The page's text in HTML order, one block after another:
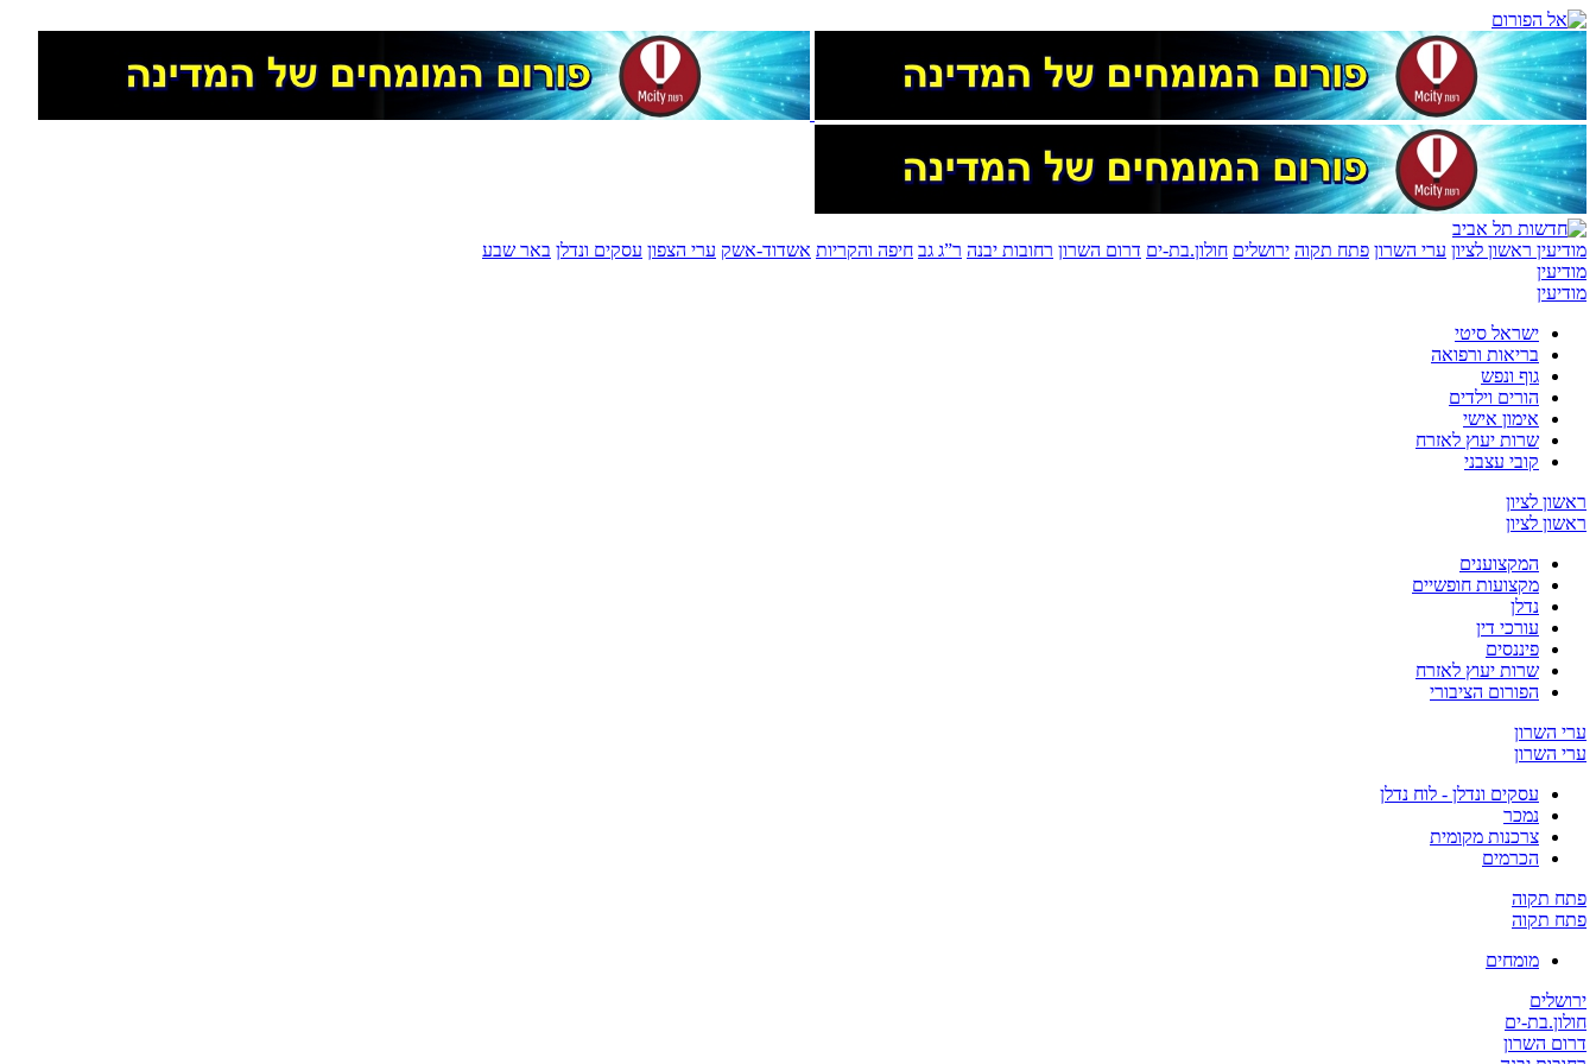
מודיעין ראשון לציון ערי השרון פתח תקוה ירושלים חולון.בת-ים דרום השרון רחובות יבנה ר”ג גב חיפה והקריות אשדוד-אשק ערי הצפון עסקים ונדלן באר שבע
מודיעין
מודיעין
ישראל סיטי
בריאות ורפואה
גוף ונפש
הורים וילדים
אימון אישי
שרות יעוץ לאזרח
קובי עצבני
ראשון לציון
ראשון לציון
המקצוענים
מקצועות חופשיים
נדלן
עורכי דין
פיננסים
שרות יעוץ לאזרח
הפורום הציבורי
ערי השרון
ערי השרון
עסקים ונדלן - לוח נדלן
נמכר
צרכנות מקומית
הכרמים
פתח תקוה
פתח תקוה
מומחים
ירושלים
חולון.בת-ים
דרום השרון